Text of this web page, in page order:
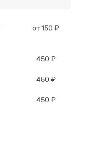
от 150 ₽
450 ₽
450 ₽
450 ₽